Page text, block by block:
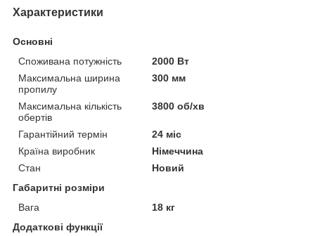
Характеристики
Основні
Споживана потужність
2000 Вт
Максимальна ширина
пропилу
300 мм
Максимальна кількість
обертів
3800 об/хв
Гарантійний термін
24 міс
Країна виробник
Німеччина
Стан
Новий
Габаритні розміри
Вага
18 кг
Додаткові функції